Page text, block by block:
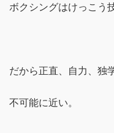
ボクシングはけっこう
だから正直、自力、独
不可能に近い。